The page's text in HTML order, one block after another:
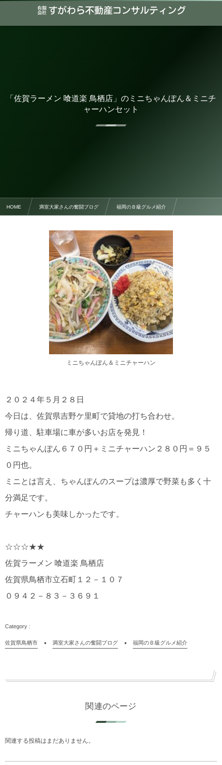
「佐賀ラーメン 喰道楽 鳥栖店」のミニちゃんぽん＆ミニチ
ャーハンセット
HOME 満室大家さんの奮闘ブログ 福岡のＢ級グルメ紹介
「佐賀ラーメン 喰道楽 鳥栖店」のミニちゃんぽん＆ミニチャーハンセット
ミニちゃんぽん＆ミニチャーハン
２０２４年５月２８日
今日は、佐賀県吉野ケ里町で貸地の打ち合わせ。
帰り道、駐車場に車が多いお店を発見！
ミニちゃんぽん６７０円＋ミニチャーハン２８０円＝９５
０円也。
ミニとは言え、ちゃんぽんのスープは濃厚で野菜も多く十
分満足です。
チャーハンも美味しかったです。
☆☆☆★★
佐賀ラーメン 喰道楽 鳥栖店
佐賀県鳥栖市立石町１２－１０７
０９４２－８３－３６９１
佐賀県鳥栖市 満室大家さんの奮闘ブログ 福岡のＢ級グルメ紹介
関連のページ
関連する投稿はまだありません。